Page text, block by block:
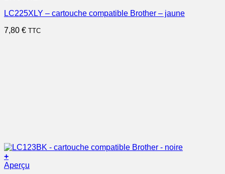
LC225XLY – cartouche compatible Brother – jaune
7,80 € TTC
+
Aperçu